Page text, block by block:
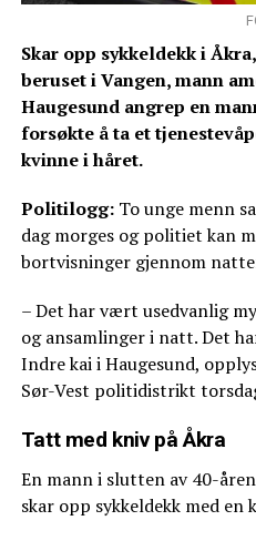
Skar opp sykkeldekk i
beruset i Vangen, mann
Haugesund angrep en
forsøkte å ta et
kvinne i håret.
Politilogg:To unge menn
dag morges og politiet kan
bortvisninger gjennom
– Det har vært usedvanlig
og ansamlinger i natt. Det
Indre kai i Haugesund,
Sør-Vest politidistrikt
Tatt med kniv på Åkra
En mann i slutten av 40-
skar opp sykkeldekk med en